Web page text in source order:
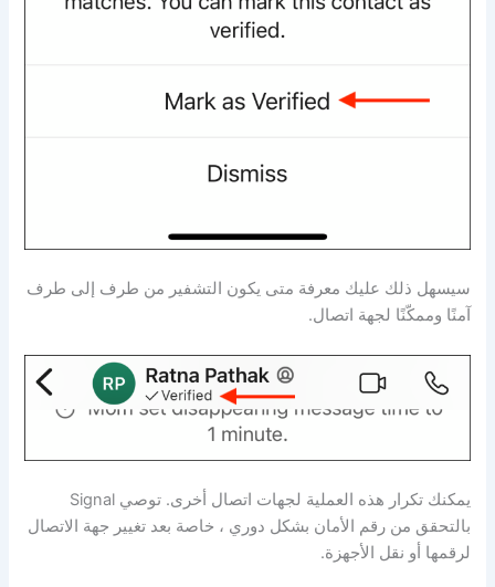
سيسهل ذلك عليك معرفة متى يكون التشفير من طرف إلى طرف
آمنًا وممكّنًا لجهة اتصال.
يمكنك تكرار هذه العملية لجهات اتصال أخرى. توصي Signal
بالتحقق من رقم الأمان بشكل دوري ، خاصة بعد تغيير جهة الاتصال
لرقمها أو نقل الأجهزة.